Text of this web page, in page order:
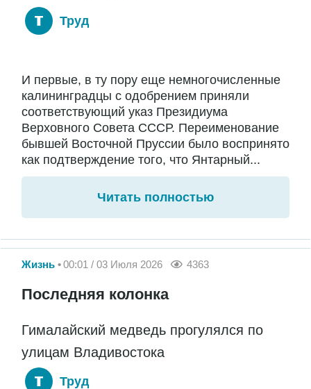
Труд
И первые, в ту пору еще немногочисленные
калининградцы с одобрением приняли
соответствующий указ Президиума
Верховного Совета СССР. Переименование
бывшей Восточной Пруссии было воспринято
как подтверждение того, что Янтарный...
Читать полностью
Жизнь 00:01 / 03 Июля 2026 4363
Последняя колонка
Гималайский медведь прогулялся по
улицам Владивостока
Труд